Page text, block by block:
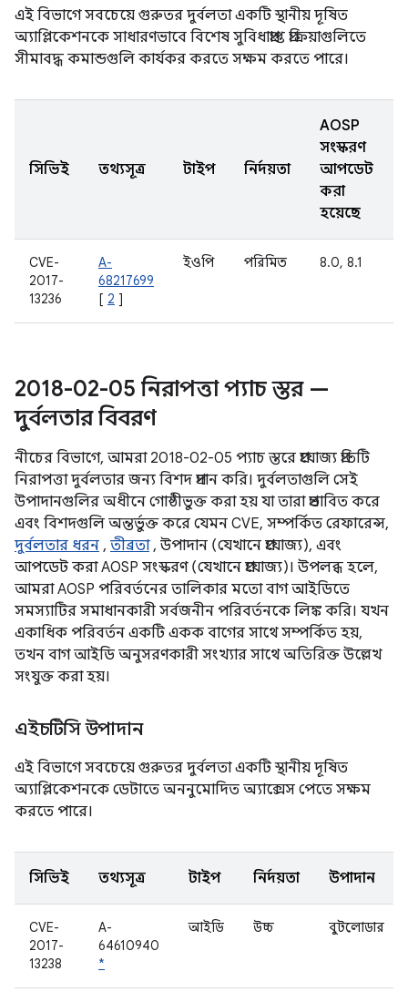
এই বিভাগে সবচেয়ে গুরুতর দুর্বলতা একটি স্থানীয় দূষিত
অ্যাপ্লিকেশনকে সাধারণভাবে বিশেষ সুবিধাপ্রাপ্ত প্রক্রিয়াগুলিতে
সীমাবদ্ধ কমান্ডগুলি কার্যকর করতে সক্ষম করতে পারে।
সিভিই তথ্যসূত্র টাইপ নির্দয়তা
AOSP
সংস্করণ
আপডেট
করা
হয়েছে
CVE-
2017-
13236
A-
68217699
[ 2 ]
ইওপি পরিমিত 8.0, 8.1
2018-02-05 নিরাপত্তা প্যাচ স্তর —
দুর্বলতার বিবরণ
নীচের বিভাগে, আমরা 2018-02-05 প্যাচ স্তরে প্রযোজ্য প্রতিটি
নিরাপত্তা দুর্বলতার জন্য বিশদ প্রদান করি। দুর্বলতাগুলি সেই
উপাদানগুলির অধীনে গোষ্ঠীভুক্ত করা হয় যা তারা প্রভাবিত করে
এবং বিশদগুলি অন্তর্ভুক্ত করে যেমন CVE, সম্পর্কিত রেফারেন্স,
দুর্বলতার ধরন , তীব্রতা, উপাদান (যেখানে প্রযোজ্য), এবং
আপডেট করা AOSP সংস্করণ (যেখানে প্রযোজ্য)। উপলব্ধ হলে,
আমরা AOSP পরিবর্তনের তালিকার মতো বাগ আইডিতে
সমস্যাটির সমাধানকারী সর্বজনীন পরিবর্তনকে লিঙ্ক করি। যখন
একাধিক পরিবর্তন একটি একক বাগের সাথে সম্পর্কিত হয়,
তখন বাগ আইডি অনুসরণকারী সংখ্যার সাথে অতিরিক্ত উল্লেখ
সংযুক্ত করা হয়।
এইচটিসি উপাদান
এই বিভাগে সবচেয়ে গুরুতর দুর্বলতা একটি স্থানীয় দূষিত
অ্যাপ্লিকেশনকে ডেটাতে অননুমোদিত অ্যাক্সেস পেতে সক্ষম
করতে পারে।
সিভিই তথ্যসূত্র টাইপ নির্দয়তা উপাদান
CVE-
2017-
13238
A-
64610940
*
আইডি উচ্চ বুটলোডার